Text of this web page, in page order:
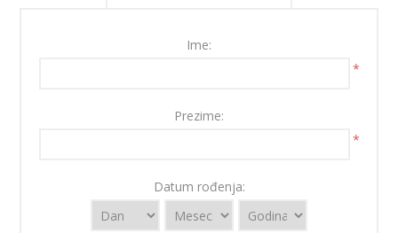
Ime:
*
Prezime:
*
Datum rođenja: